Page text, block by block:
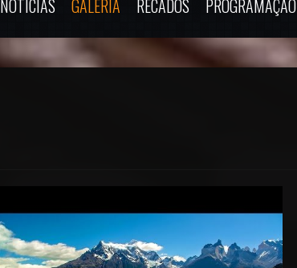
NOTÍCIAS GALERIA RECADOS PROGRAMAÇÃO